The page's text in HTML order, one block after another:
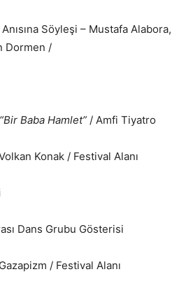
Söyleşi – Mustafa Alabora,
Dormen /
“Bir Baba Hamlet” / Amfi Tiyatro
Konak / Festival Alanı
Grubu Gösterisi
/ Festival Alanı